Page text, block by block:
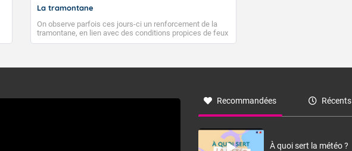
La tramontane
On observe parfois ces jours-ci un renforcement de la
tramontane, en lien avec des conditions propices de feux
de forêt. Mais qu'est-ce que la tramontane ? Quelles sont
à nord-ouest, dans un secteur qui part du Roussillon à la
monts, en allusion aux régions montagneuses d’où
Recommandées Récents
À quoi sert la météo ?